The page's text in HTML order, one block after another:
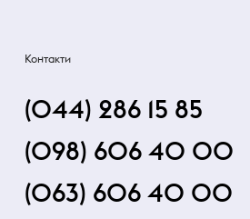
Контакти
(044) 286 15 85
(098) 606 40 00
(063) 606 40 00